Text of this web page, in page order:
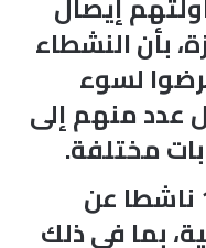
بأن النشطاء
لسوء
عدد منهم إلى
مختلفة.
كما أبلغ ما لا يقل عن 15 ناشطا عن
بما في ذلك